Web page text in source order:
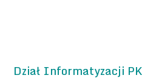
Dział Informatyzacji PK